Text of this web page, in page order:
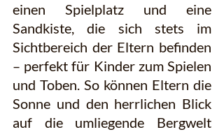
einen Spielplatz und eine
Sandkiste, die sich stets im
Sichtbereich der Eltern befinden
– perfekt für Kinder zum Spielen
und Toben. So können Eltern die
Sonne und den herrlichen Blick
auf die umliegende Bergwelt